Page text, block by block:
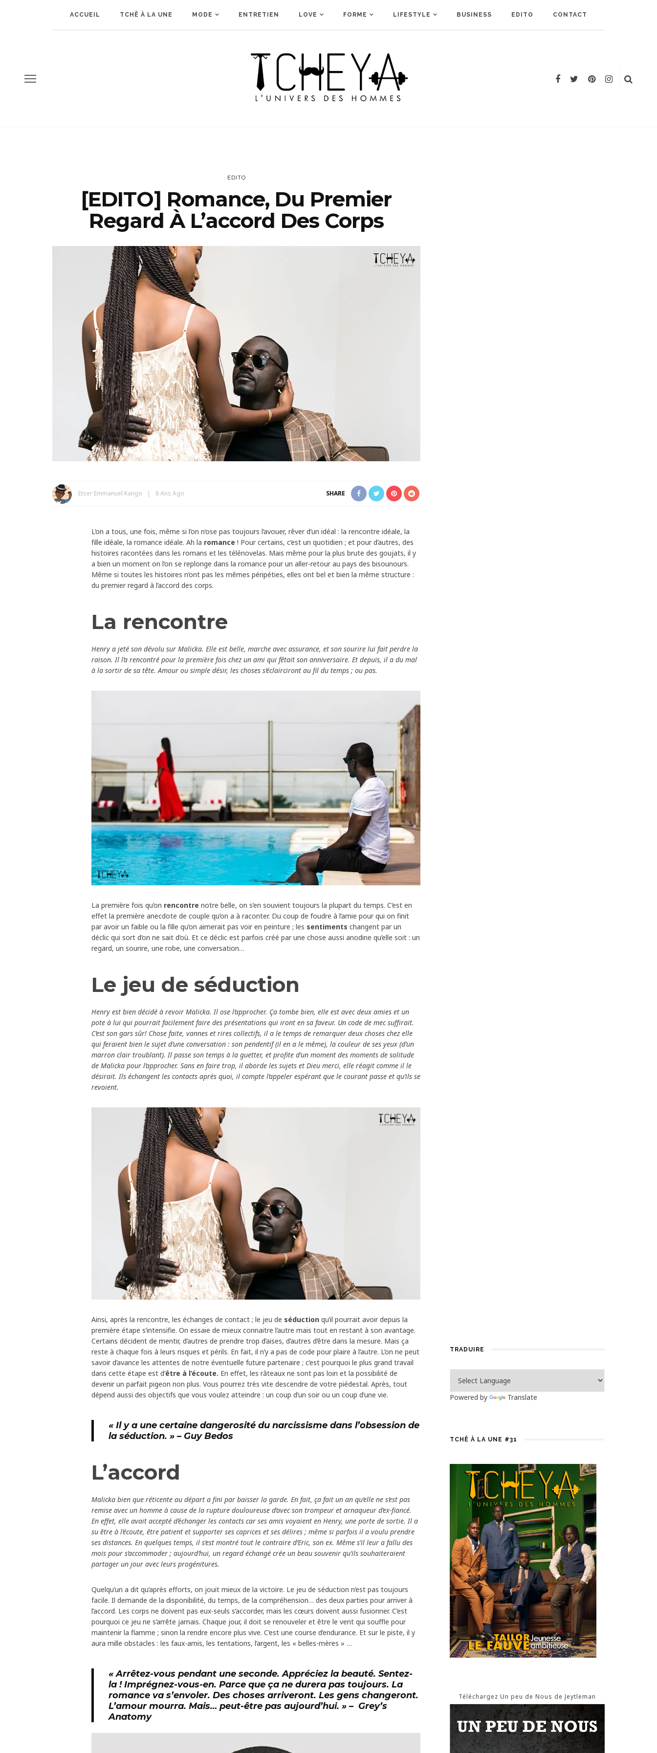
ACCUEIL TCHÊ À LA UNE MODE ENTRETIEN LOVE FORME LIFESTYLE BUSINESS EDITO CONTACT
EDITO
[EDITO] Romance, Du Premier
Regard À L’accord Des Corps
Etser Emmanuel Kango 8 Ans Ago SHARE
L’on a tous, une fois, même si l’on n’ose pas toujours l’avouer, rêver d’un idéal : la rencontre idéale, la
fille idéale, la romance idéale. Ah la romance ! Pour certains, c’est un quotidien ; et pour d’autres, des
histoires racontées dans les romans et les télénovelas. Mais même pour la plus brute des goujats, il y
a bien un moment on l’on se replonge dans la romance pour un aller-retour au pays des bisounours.
Même si toutes les histoires n’ont pas les mêmes péripéties, elles ont bel et bien la même structure :
du premier regard à l’accord des corps.
La rencontre
Henry a jeté son dévolu sur Malicka. Elle est belle, marche avec assurance, et son sourire lui fait perdre la
raison. Il l’a rencontré pour la première fois chez un ami qui fêtait son anniversaire. Et depuis, il a du mal
à la sortir de sa tête. Amour ou simple désir, les choses s’éclairciront au fil du temps ; ou pas.
La première fois qu’on rencontre notre belle, on s’en souvient toujours la plupart du temps. C’est en
effet la première anecdote de couple qu’on a à raconter. Du coup de foudre à l’amie pour qui on finit
par avoir un faible ou la fille qu’on aimerait pas voir en peinture ; les sentiments changent par un
déclic qui sort d’on ne sait d’où. Et ce déclic est parfois créé par une chose aussi anodine qu’elle soit : un
regard, un sourire, une robe, une conversation…
Le jeu de séduction
Henry est bien décidé à revoir Malicka. Il ose l’approcher. Ça tombe bien, elle est avec deux amies et un
pote à lui qui pourrait facilement faire des présentations qui iront en sa faveur. Un code de mec suffirait.
C’est son gars sûr! Chose faite, vannes et rires collectifs, il a le temps de remarquer deux choses chez elle
qui feraient bien le sujet d’une conversation : son pendentif (il en a le même), la couleur de ses yeux (d’un
marron clair troublant). Il passe son temps à la guetter, et profite d’un moment des moments de solitude
de Malicka pour l’approcher. Sans en faire trop, il aborde les sujets et Dieu merci, elle réagit comme il le
désirait. Ils échangent les contacts après quoi, il compte l’appeler espérant que le courant passe et qu’ils se
revoient.
Ainsi, après la rencontre, les échanges de contact ; le jeu de séduction qu’il pourrait avoir depuis la
première étape s’intensifie. On essaie de mieux connaitre l’autre mais tout en restant à son avantage.
Certains décident de mentir, d’autres de prendre trop d’aises, d’autres d’être dans la mesure. Mais ça
reste à chaque fois à leurs risques et périls. En fait, il n’y a pas de code pour plaire à l’autre. L’on ne peut
savoir d’avance les attentes de notre éventuelle future partenaire ; c’est pourquoi le plus grand travail
dans cette étape est d’être à l’écoute. En effet, les râteaux ne sont pas loin et la possibilité de
devenir un parfait pigeon non plus. Vous pourrez très vite descendre de votre piédestal. Après, tout
dépend aussi des objectifs que vous voulez atteindre : un coup d’un soir ou un coup d’une vie.
« Il y a une certaine dangerosité du narcissisme dans l’obsession de
la séduction. » – Guy Bedos
L’accord
Malicka bien que réticente au départ a fini par baisser la garde. En fait, ça fait un an qu’elle ne s’est pas
remise avec un homme à cause de la rupture douloureuse d’avec son trompeur et arnaqueur d’ex-fiancé.
En effet, elle avait accepté d’échanger les contacts car ses amis voyaient en Henry, une porte de sortie. Il a
su être à l’écoute, être patient et supporter ses caprices et ses délires ; même si parfois il a voulu prendre
ses distances. En quelques temps, il s’est montré tout le contraire d’Eric, son ex. Même s’il leur a fallu des
mois pour s’accommoder ; aujourd’hui, un regard échangé crée un beau souvenir qu’ils souhaiteraient
partager un jour avec leurs progénitures.
Quelqu’un a dit qu’après efforts, on jouit mieux de la victoire. Le jeu de séduction n’est pas toujours
facile. Il demande de la disponibilité, du temps, de la compréhension… des deux parties pour arriver à
l’accord. Les corps ne doivent pas eux-seuls s’accorder, mais les cœurs doivent aussi fusionner. C’est
pourquoi ce jeu ne s’arrête jamais. Chaque jour, il doit se renouveler et être le vent qui souffle pour
maintenir la flamme ; sinon la rendre encore plus vive. C’est une course d’endurance. Et sur le piste, il y
aura mille obstacles : les faux-amis, les tentations, l’argent, les « belles-mères » …
« Arrêtez-vous pendant une seconde. Appréciez la beauté. Sentez-
la ! Imprégnez-vous-en. Parce que ça ne durera pas toujours. La
romance va s’envoler. Des choses arriveront. Les gens changeront.
L’amour mourra. Mais… peut-être pas aujourd’hui. » – Grey’s
Anatomy
TRADUIRE
Powered by Translate
TCHÊ À LA UNE #31
Téléchargez Un peu de Nous de Jeytleman